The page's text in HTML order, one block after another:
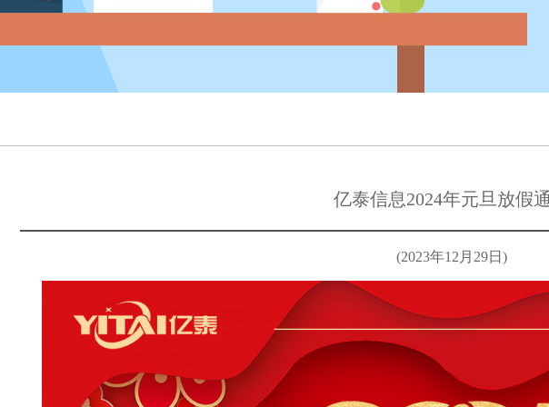
亿泰信息2024年元旦放假
(2023年12月29日)